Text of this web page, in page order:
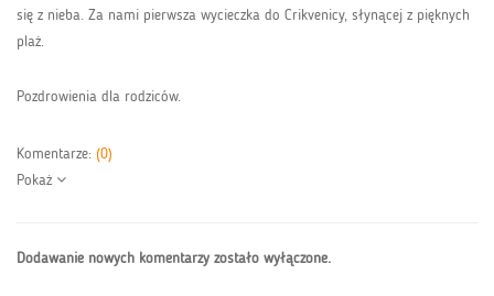
się z nieba. Za nami pierwsza wycieczka do Crikvenicy, słynącej z pięknych
plaż.
Pozdrowienia dla rodziców.
Komentarze: (0)
Pokaż
Dodawanie nowych komentarzy zostało wyłączone.